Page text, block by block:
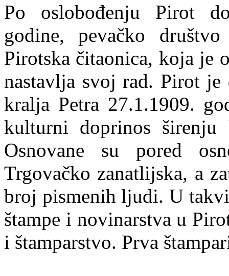
Po oslobođenju Pirot
godine, pevačko
Pirotska čitaonica, koja je
nastavlja svoj rad. Pirot
kralja Petra 27.1.1909.
kulturni doprinos širenju
Osnovane su pored
Trgovačko zanatlijska, a
broj pismenih ljudi. U
štampe i novinarstva u
i štamparstvo. Prva